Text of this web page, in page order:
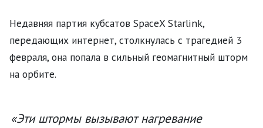
Недавняя партия кубсатов SpaceX Starlink,
передающих интернет, столкнулась с трагедией 3
февраля, она попала в сильный геомагнитный шторм
на орбите.
«Эти штормы вызывают нагревание